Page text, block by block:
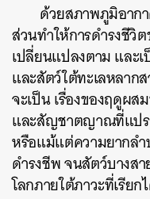
ด้วยสภาพภูมิอาก
ส่วนทำให้การดำรงชีวิ
เปลี่ยนแปลงตาม และ
และสัตว์ใต้ทะเลหลาก
จะเป็น เรื่องของฤดูผ
และสัญชาตญาณที่แป
หรือแม้แต่ความยากลำ
ดำรงชีพ จนสัตว์บางส
โลกภายใต้ภาวะที่เรียก